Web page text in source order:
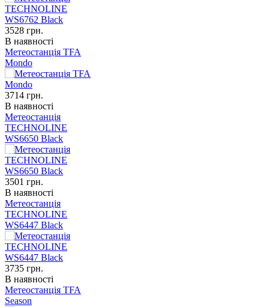
3528 грн.
В наявності
Метеостанція TFA
Mondo
3714 грн.
В наявності
Метеостанція
TECHNOLINE
WS6650 Black
3501 грн.
В наявності
Метеостанція
TECHNOLINE
WS6447 Black
3735 грн.
В наявності
Метеостанція TFA
Season